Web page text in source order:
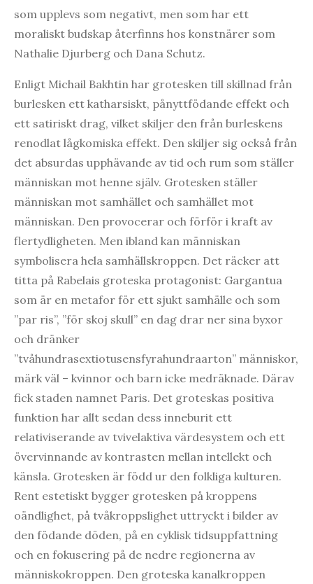
som upplevs som negativt, men som har ett
moraliskt budskap återfinns hos konstnärer som
Nathalie Djurberg och Dana Schutz.
Enligt Michail Bakhtin har grotesken till skillnad från
burlesken ett katharsiskt, pånyttfödande effekt och
ett satiriskt drag, vilket skiljer den från burleskens
renodlat lågkomiska effekt. Den skiljer sig också från
det absurdas upphävande av tid och rum som ställer
människan mot henne själv. Grotesken ställer
människan mot samhället och samhället mot
människan. Den provocerar och förför i kraft av
flertydligheten. Men ibland kan människan
symbolisera hela samhällskroppen. Det räcker att
titta på Rabelais groteska protagonist: Gargantua
som är en metafor för ett sjukt samhälle och som
”par ris”, ”för skoj skull” en dag drar ner sina byxor
och dränker
”tvåhundrasextiotusensfyrahundraarton” människor,
märk väl – kvinnor och barn icke medräknade. Därav
fick staden namnet Paris. Det groteskas positiva
funktion har allt sedan dess inneburit ett
relativiserande av tvivelaktiva värdesystem och ett
övervinnande av kontrasten mellan intellekt och
känsla. Grotesken är född ur den folkliga kulturen.
Rent estetiskt bygger grotesken på kroppens
oändlighet, på tvåkroppslighet uttryckt i bilder av
den födande döden, på en cyklisk tidsuppfattning
och en fokusering på de nedre regionerna av
människokroppen. Den groteska kanalkroppen